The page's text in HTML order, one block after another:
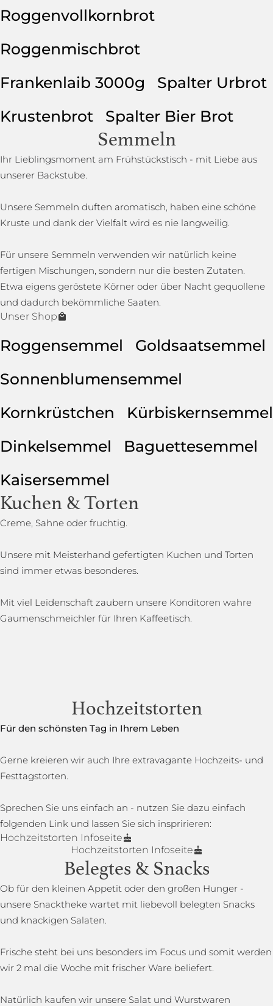
Roggenvollkornbrot
Roggenmischbrot
Frankenlaib 3000g
Spalter Urbrot
Krustenbrot
Spalter Bier Brot
Semmeln
Ihr Lieblingsmoment am Frühstückstisch - mit Liebe aus
unserer Backstube.
Unsere Semmeln duften aromatisch, haben eine schöne
Kruste und dank der Vielfalt wird es nie langweilig.
Für unsere Semmeln verwenden wir natürlich keine
fertigen Mischungen, sondern nur die besten Zutaten.
Etwa eigens geröstete Körner oder über Nacht gequollene
und dadurch bekömmliche Saaten.
Unser Shop
Roggensemmel
Goldsaatsemmel
Sonnenblumensemmel
Kornkrüstchen
Kürbiskernsemmel
Dinkelsemmel
Baguettesemmel
Kaisersemmel
Kuchen & Torten
Creme, Sahne oder fruchtig.
Unsere mit Meisterhand gefertigten Kuchen und Torten
sind immer etwas besonderes.
Mit viel Leidenschaft zaubern unsere Konditoren wahre
Gaumenschmeichler für Ihren Kaffeetisch.
Hochzeitstorten
Für den schönsten Tag in Ihrem Leben
Gerne kreieren wir auch Ihre extravagante Hochzeits- und
Festtagstorten.
Sprechen Sie uns einfach an - nutzen Sie dazu einfach
folgenden Link und lassen Sie sich inspririeren:
Hochzeitstorten Infoseite
Hochzeitstorten Infoseite
Belegtes & Snacks
Ob für den kleinen Appetit oder den großen Hunger -
unsere Snacktheke wartet mit liebevoll belegten Snacks
und knackigen Salaten.
Frische steht bei uns besonders im Focus und somit werden
wir 2 mal die Woche mit frischer Ware beliefert.
Natürlich kaufen wir unsere Salat und Wurstwaren